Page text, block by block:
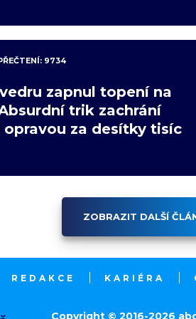
9734
zapnul topení na
trik zachrání
za desítky tisíc
ZOBRAZIT DALŠÍ
REDAKCE KARIÉRA
Copyright © 2016-2026